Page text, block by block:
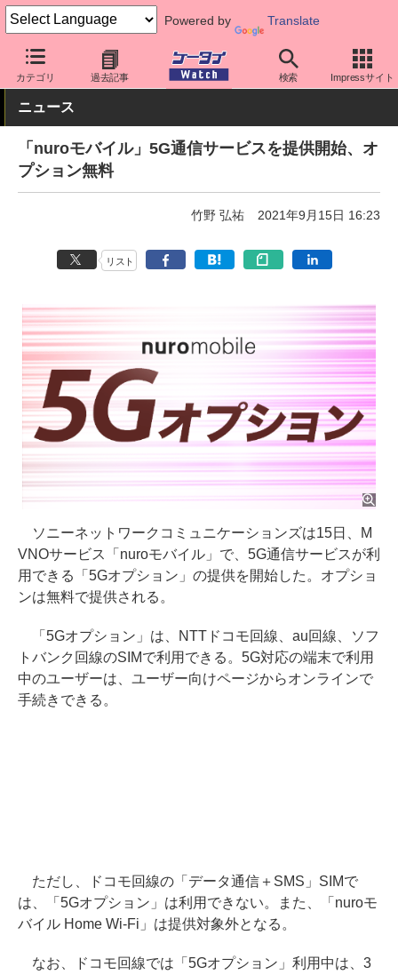
Powered by Translate
カテゴリ 過去記事 検索 Impressサイト
ケータイ Watch 格安スマホ/格安SIM 格安SIM/MVNO 料金プ
ニュース
「nuroモバイル」5G通信サービスを提供開始、オ
プション無料
竹野 弘祐 2021年9月15日 16:23
リスト
ソニーネットワークコミュニケーションズは15日、M
VNOサービス「nuroモバイル」で、5G通信サービスが利
用できる「5Gオプション」の提供を開始した。オプショ
ンは無料で提供される。
「5Gオプション」は、NTTドコモ回線、au回線、ソフ
トバンク回線のSIMで利用できる。5G対応の端末で利用
中のユーザーは、ユーザー向けページからオンラインで
手続きできる。
ただし、ドコモ回線の「データ通信＋SMS」SIMで
は、「5Gオプション」は利用できない。また、「nuroモ
バイル Home Wi-Fi」は提供対象外となる。
なお、ドコモ回線では「5Gオプション」利用中は、3